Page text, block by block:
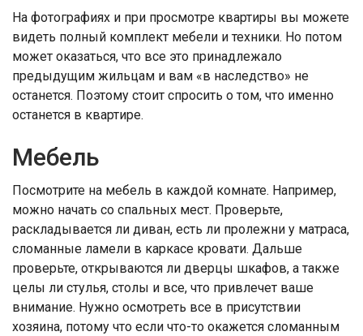
На фотографиях и при просмотре квартиры вы можете
видеть полный комплект мебели и техники. Но потом
может оказаться, что все это принадлежало
предыдущим жильцам и вам «в наследство» не
останется. Поэтому стоит спросить о том, что именно
останется в квартире.
Мебель
Посмотрите на мебель в каждой комнате. Например,
можно начать со спальных мест. Проверьте,
раскладывается ли диван, есть ли пролежни у матраса,
сломанные ламели в каркасе кровати. Дальше
проверьте, открываются ли дверцы шкафов, а также
целы ли стулья, столы и все, что привлечет ваше
внимание. Нужно осмотреть все в присутствии
хозяина, потому что если что-то окажется сломанным